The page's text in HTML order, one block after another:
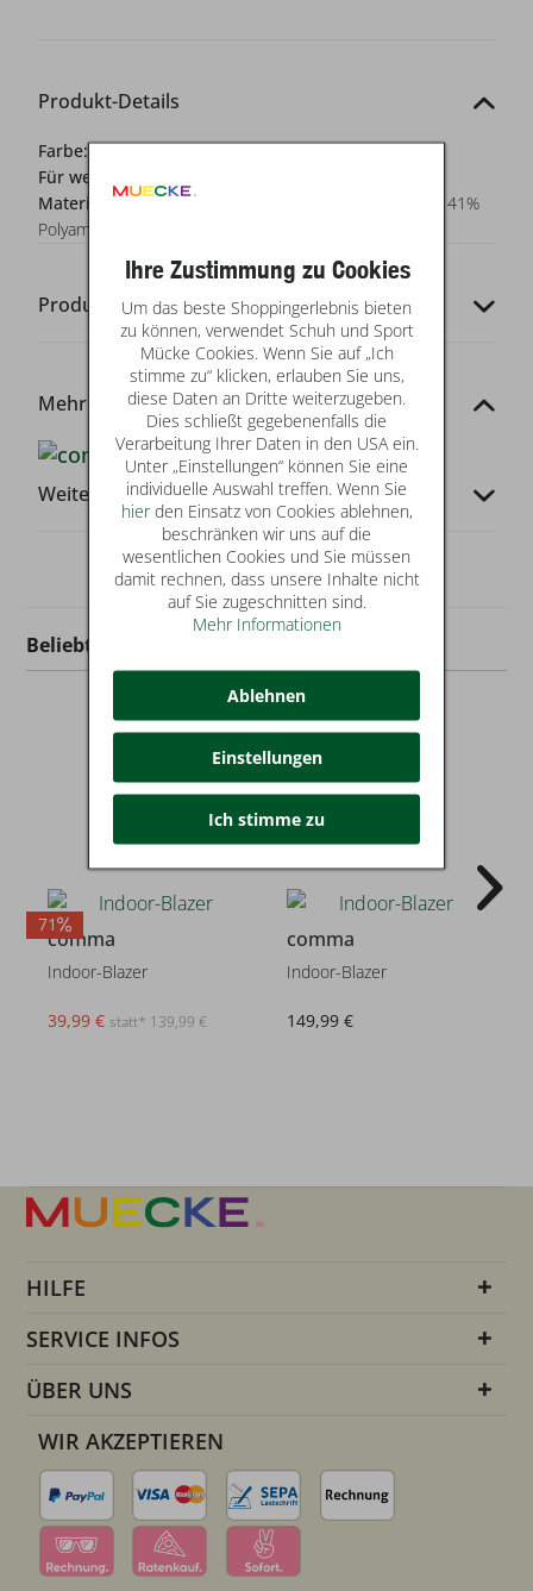
Produkt-Details
Farbe:schwarz
Für wen?:
Materialzusammensetzung:
Oberstoff: 51% Viskose, 41%
Polyamid, 8% Elasthan; Futter: 100% Polyester
Produkt-Codes
Mehr von dieser Marke
Weitere Infos
Beliebt in dieser Kategorie
71
comma
Indoor-Blazer
39,99 € statt* 139,99 €
comma
Indoor-Blazer
149,99 €
HILFE
SERVICE INFOS
ÜBER UNS
WIR AKZEPTIEREN
Ihre Zustimmung zu Cookies
Um das beste Shoppingerlebnis bieten
zu können, verwendet Schuh und Sport
Mücke Cookies. Wenn Sie auf „Ich
stimme zu“ klicken, erlauben Sie uns,
diese Daten an Dritte weiterzugeben.
Dies schließt gegebenenfalls die
Verarbeitung Ihrer Daten in den USA ein.
Unter „Einstellungen“ können Sie eine
individuelle Auswahl treffen. Wenn Sie
hierden Einsatz von Cookies ablehnen,
beschränken wir uns auf die
wesentlichen Cookies und Sie müssen
damit rechnen, dass unsere Inhalte nicht
auf Sie zugeschnitten sind.
Mehr Informationen
Ablehnen
Einstellungen
Ich stimme zu